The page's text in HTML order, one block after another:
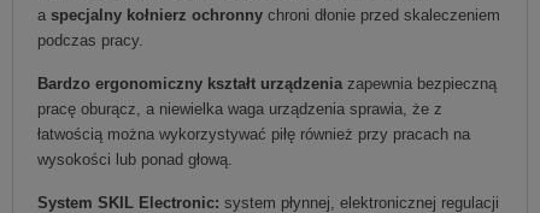
a specjalny kołnierz ochronny chroni dłonie przed skaleczeniem
podczas pracy.
Bardzo ergonomiczny kształt urządzenia zapewnia bezpieczną
pracę oburącz, a niewielka waga urządzenia sprawia, że z
łatwością można wykorzystywać piłę również przy pracach na
wysokości lub ponad głową.
System SKIL Electronic: system płynnej, elektronicznej regulacji